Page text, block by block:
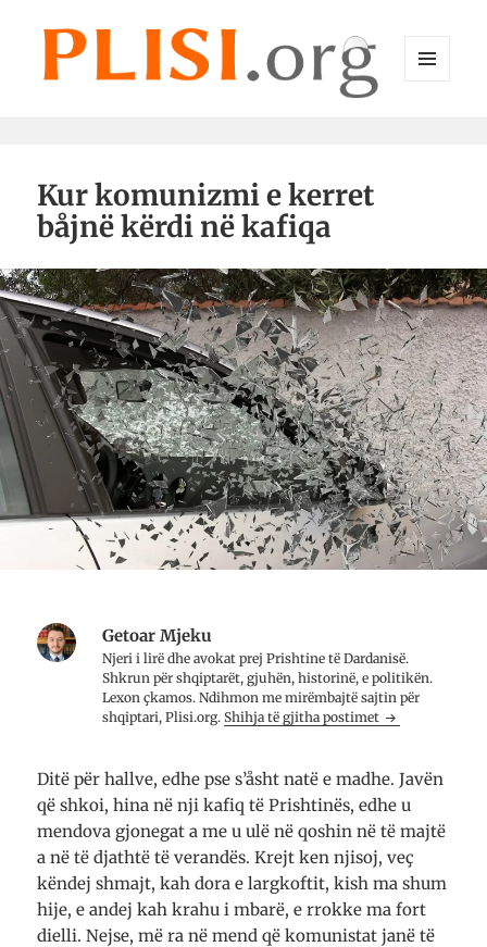
Kur komunizmi e kerret
båjnë kërdi në kafiqa
Getoar Mjeku
Njeri i lirë dhe avo­kat prej Prish­tine të Dar­da­nisë.
Shkrun për shqip­tarët, gju­hën, histo­rinë, e poli­ti­kën.
Lexon çkamos. Ndih­mon me mirë­mbajtë saj­tin për
shqip­tari, Plisi.org.Shihja të gjitha postimet
Ditë për hallve, edhe pse s’åsht natë e madhe. Javën
që shkoi, hina në nji kafiq të Prish­tinës, edhe u
men­dova gjone­gat a me u ulë në qoshin në të majtë
a në të djath­të të veran­dës. Krejt ken nji­soj, veç
këndej shmajt, kah dora e larg­kof­tit, kish ma shum
hije, e andej kah krahu i mbarë, e rrok­ke ma fort
die­lli. Nejse, më ra në mend që komu­nis­tat janë të